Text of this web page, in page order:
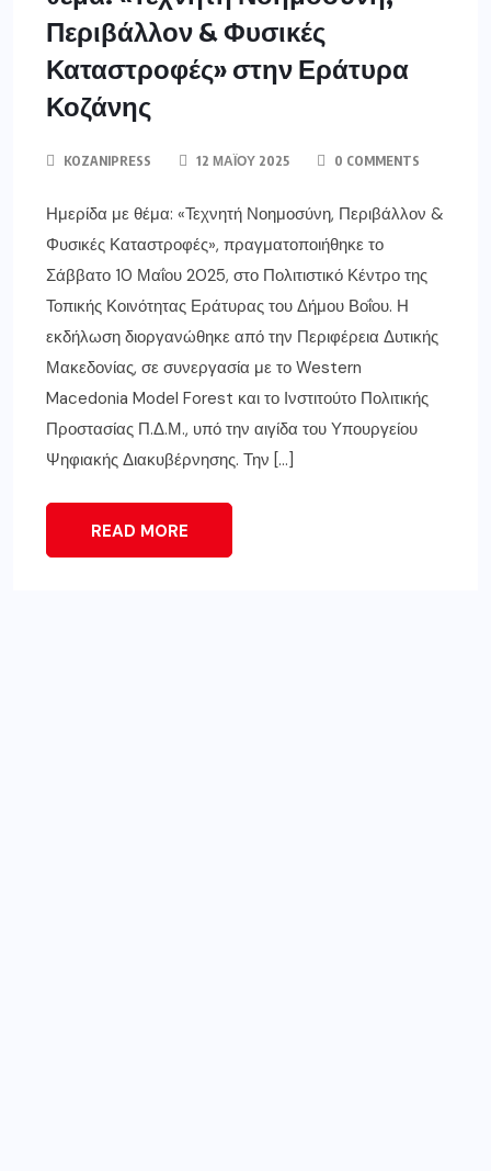
Περιβάλλον & Φυσικές
Καταστροφές» στην Εράτυρα
Κοζάνης
KOZANIPRESS 12 ΜΑΪ́ΟΥ 2025 0 COMMENTS
Ημερίδα με θέμα: «Τεχνητή Νοημοσύνη, Περιβάλλον &
Φυσικές Καταστροφές», πραγματοποιήθηκε το
Σάββατο 10 Μαΐου 2025, στο Πολιτιστικό Κέντρο της
Τοπικής Κοινότητας Εράτυρας του Δήμου Βοΐου. Η
εκδήλωση διοργανώθηκε από την Περιφέρεια Δυτικής
Μακεδονίας, σε συνεργασία με το Western
Macedonia Model Forest και το Ινστιτούτο Πολιτικής
Προστασίας Π.Δ.Μ., υπό την αιγίδα του Υπουργείου
Ψηφιακής Διακυβέρνησης. Την […]
READ MORE